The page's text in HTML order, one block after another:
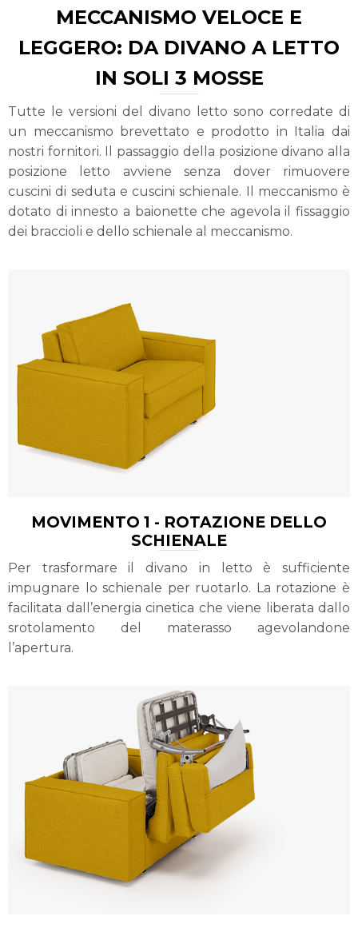
MECCANISMO VELOCE E
LEGGERO: DA DIVANO A LETTO
IN SOLI 3 MOSSE
Tutte le versioni del divano letto sono corredate di
un meccanismo brevettato e prodotto in Italia dai
nostri fornitori. Il passaggio della posizione divano alla
posizione letto avviene senza dover rimuovere
cuscini di seduta e cuscini schienale. Il meccanismo è
dotato di innesto a baionette che agevola il fissaggio
dei braccioli e dello schienale al meccanismo.
MOVIMENTO 1 - ROTAZIONE DELLO
SCHIENALE
Per trasformare il divano in letto è sufficiente
impugnare lo schienale per ruotarlo. La rotazione è
facilitata dall’energia cinetica che viene liberata dallo
srotolamento del materasso agevolandone
l’apertura.